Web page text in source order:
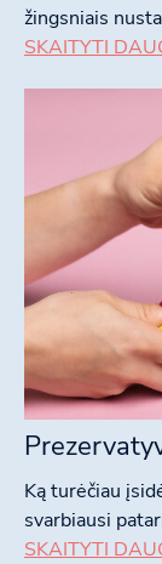
žingsniais
SKAITYTI
Ką turėčiau
svarbiausi
SKAITYTI